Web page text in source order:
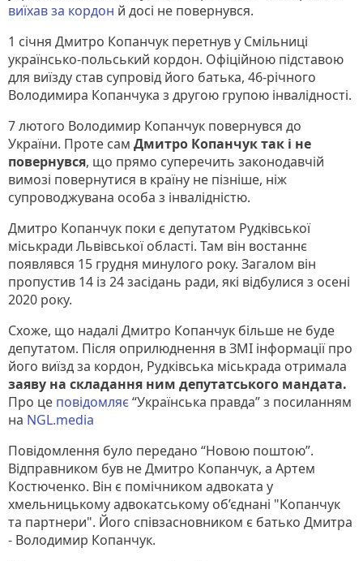
виїхав за кордон й досі не повернувся.
1 січня Дмитро Копанчук перетнув у Смільниці
українсько-польський кордон. Офіційною підставою
для виїзду став супровід його батька, 46-річного
Володимира Копанчука з другою групою інвалідності.
7 лютого Володимир Копанчук повернувся до
України. Проте сам Дмитро Копанчук так і не
повернувся, що прямо суперечить законодавчій
вимозі повернутися в країну не пізніше, ніж
супроводжувана особа з інвалідністю.
Дмитро Копанчук поки є депутатом Рудківської
міськради Львівської області. Там він востаннє
появлявся 15 грудня минулого року. Загалом він
пропустив 14 із 24 засідань ради, які відбулися з осені
2020 року.
Схоже, що надалі Дмитро Копанчук більше не буде
депутатом. Після оприлюднення в ЗМІ інформації про
його виїзд за кордон, Рудківська міськрада отримала
заяву на складання ним депутатського мандата.
Про це повідомляє“Українська правда” з посиланням
на NGL.media
Повідомлення було передано “Новою поштою”.
Відправником був не Дмитро Копанчук, а Артем
Костюченко. Він є помічником адвоката у
хмельницькому адвокатському об’єднані "Копанчук
та партнери". Його співзасновником є батько Дмитра
- Володимир Копанчук.